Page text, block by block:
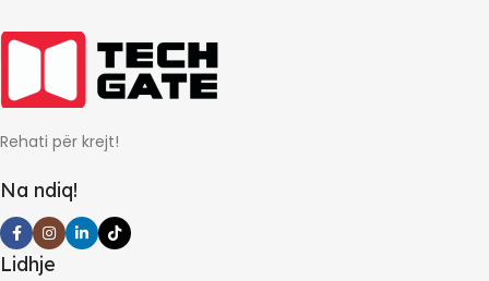
24
Rehati për krejt!
Na ndiq!
Lidhje